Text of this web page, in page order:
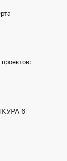
6